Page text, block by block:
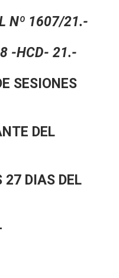
Nº 1607/21.-
-HCD- 21.-
SESIONES
DEL
27 DIAS DEL